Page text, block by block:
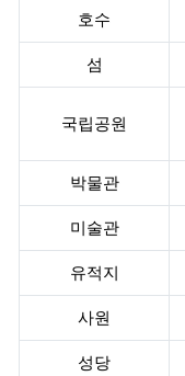
호수
섬
국립공원
박물관
미술관
유적지
사원
성당